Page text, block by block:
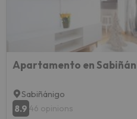
Sabiñánigo
8.9 46 opinions